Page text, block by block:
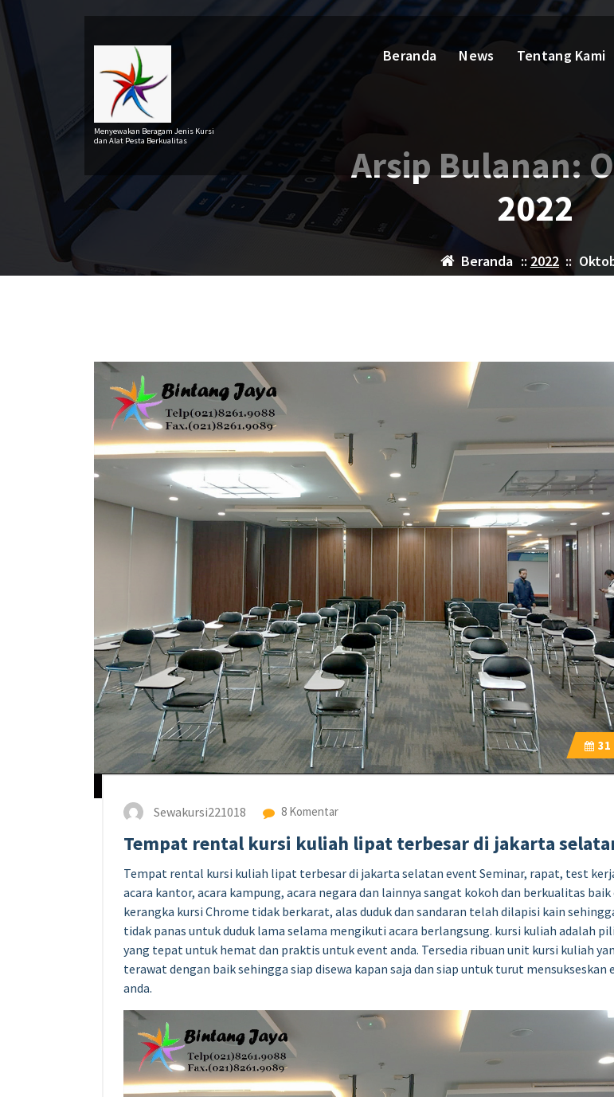
Lewati
ke
konten
Menyewakan Beragam Jenis Kursi
dan Alat Pesta Berkualitas
Beranda News Tentang Kami
Arsip Bulanan:
2022
Beranda ::2022::
31
Sewakursi221018 8 Komentar
Tempat rental kursi kuliah lipat terbesar di jakarta
Tempat rental kursi kuliah lipat terbesar di jakarta selatan event Seminar, rapat, test
acara kantor, acara kampung, acara negara dan lainnya sangat kokoh dan berkualitas baik
kerangka kursi Chrome tidak berkarat, alas duduk dan sandaran telah dilapisi kain
tidak panas untuk duduk lama selama mengikuti acara berlangsung. kursi kuliah adalah
yang tepat untuk hemat dan praktis untuk event anda. Tersedia ribuan unit kursi kuliah
terawat dengan baik sehingga siap disewa kapan saja dan siap untuk turut mensukseskan
anda.